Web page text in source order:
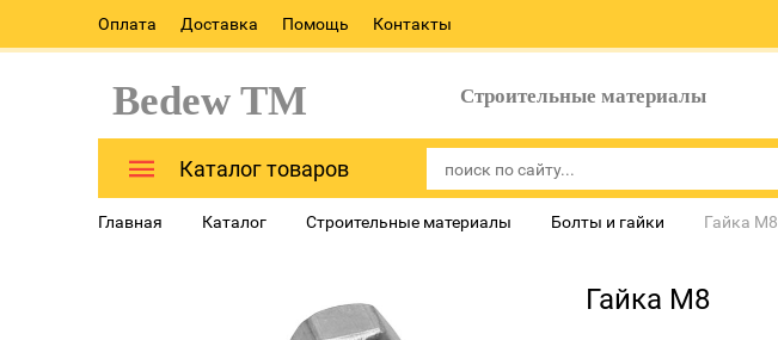
Оплата Доставка Помощь Контакты
Bedew TM Строительные материалы
Каталог товаров
Главная Каталог Строительные материалы Болты и гайки Гайка М8
Гайка М8